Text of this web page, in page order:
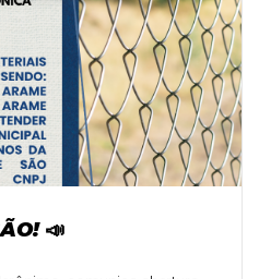
📣